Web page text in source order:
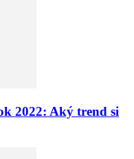
2022: Aký trend si